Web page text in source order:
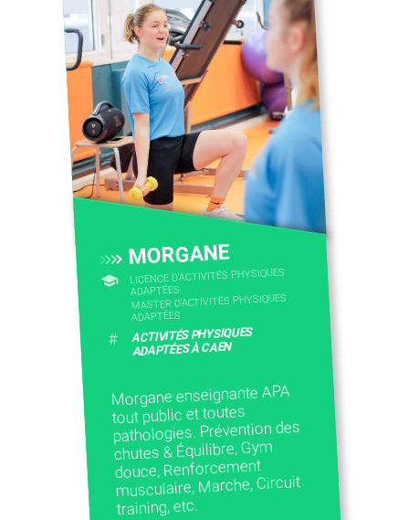
CONTACTEZ-NOUS
MORGANE
LICENCE D’ACTIVITÉS PHYSIQUES
ADAPTÉES
MASTER D'ACTIVITÉS PHYSIQUES
ADAPTÉES
# ACTIVITÉS PHYSIQUES
ADAPTÉES À CAEN
Morgane enseignante APA
tout public et toutes
pathologies. Prévention des
chutes & Équilibre, Gym
douce, Renforcement
musculaire, Marche, Circuit
training, etc.